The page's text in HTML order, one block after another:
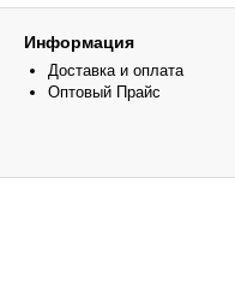
Информация
Доставка и оплата
Оптовый Прайс